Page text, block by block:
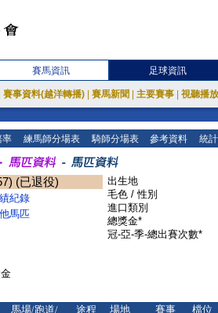
賽馬資訊 足球資訊
賽事資料(越洋轉播) 賽馬新聞 主要賽事 視聽播
率 練馬師分場表 騎師分場表 參考資料 統
(已退役)
紀錄
馬匹
出生地
毛色 / 性別
進口類別
總獎金*
冠-亞-季-總出賽次數*
馬場/跑道/
途程
場地
賽事
檔位